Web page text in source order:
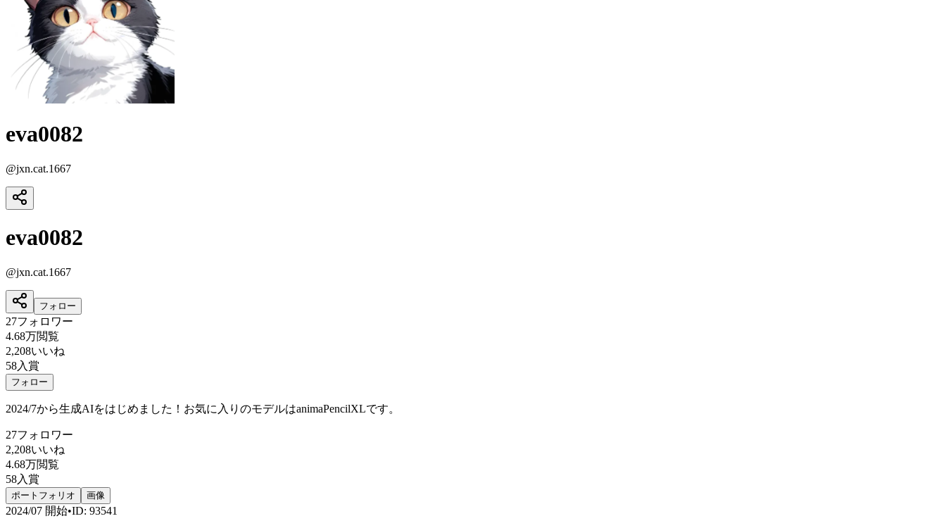
eva0082
@jxn.cat.1667
eva0082
@jxn.cat.1667
フォロー
27フォロワー
4.68万閲覧
2,208いいね
58入賞
フォロー
2024/7から生成AIをはじめました！お気に入りのモデルはanimaPencilXLです。
27フォロワー
2,208いいね
4.68万閲覧
58入賞
ポートフォリオ 画像
2024/07 開始•ID: 93541